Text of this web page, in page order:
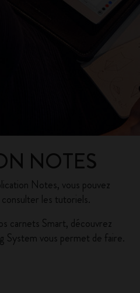
NOTES
Notes, vous pouvez
les tutoriels.
carnets Smart, découvrez
System vous permet de faire.